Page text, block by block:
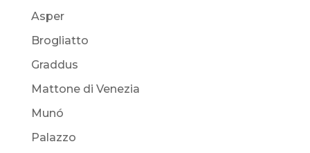
Asper
Brogliatto
Graddus
Mattone di Venezia
Munó
Palazzo